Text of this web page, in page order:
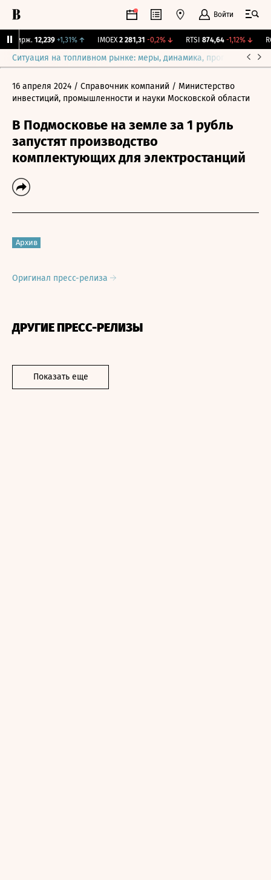
Войти
Бирж. 12,239 +1,31% ↑ IMOEX 2 281,31 -0,2%↓ RTSI 874,64 -1,12%↓
Ситуация на топливном рынке: меры, динамика, прогнозы
16 апреля 2024 / Справочник компаний / Министерство
инвестиций, промышленности и науки Московской области
В Подмосковье на земле за 1 рубль
запустят производство
комплектующих для электростанций
Архив
Оригинал пресс-релиза
ДРУГИЕ ПРЕСС-РЕЛИЗЫ
Показать еще